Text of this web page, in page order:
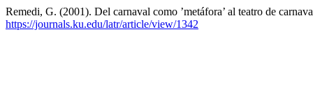
Remedi, G. (2001). Del carnaval como ’metáfora’ al teatro de
https://journals.ku.edu/latr/article/view/1342